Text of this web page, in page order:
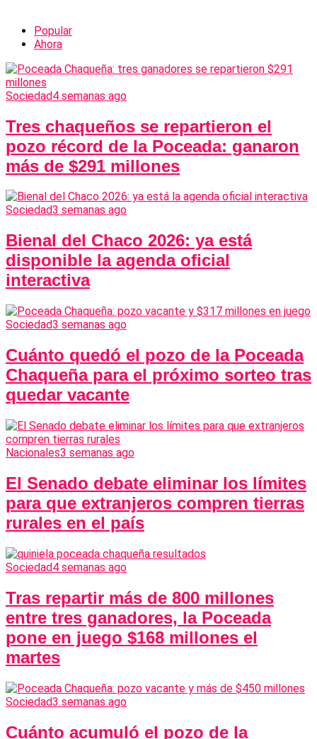
Popular
Ahora
Sociedad4 semanas ago
Tres chaqueños se repartieron el
pozo récord de la Poceada: ganaron
más de $291 millones
Sociedad3 semanas ago
Bienal del Chaco 2026: ya está
disponible la agenda oficial
interactiva
Sociedad3 semanas ago
Cuánto quedó el pozo de la Poceada
Chaqueña para el próximo sorteo tras
quedar vacante
Nacionales3 semanas ago
El Senado debate eliminar los límites
para que extranjeros compren tierras
rurales en el país
Sociedad4 semanas ago
Tras repartir más de 800 millones
entre tres ganadores, la Poceada
pone en juego $168 millones el
martes
Sociedad3 semanas ago
Cuánto acumuló el pozo de la